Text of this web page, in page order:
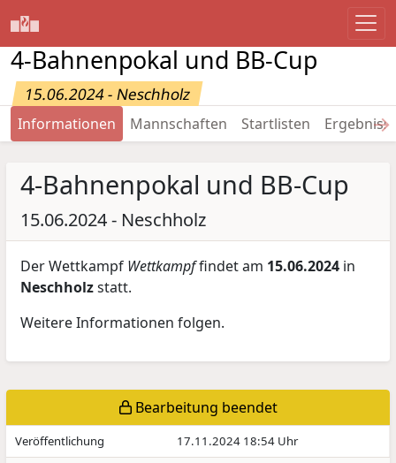
4-Bahnenpokal und BB-Cup
15.06.2024 - Neschholz
Informationen Mannschaften Startlisten →
4-Bahnenpokal und BB-Cup
15.06.2024 - Neschholz
Der Wettkampf Wettkampffindet am 15.06.2024 in
Neschholzstatt.
Weitere Informationen folgen.
Bearbeitung beendet
Veröffentlichung 17.11.2024 18:54 Uhr